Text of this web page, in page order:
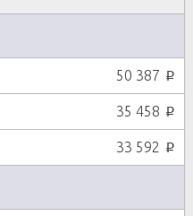
50 387 p
35 458 p
33 592 p